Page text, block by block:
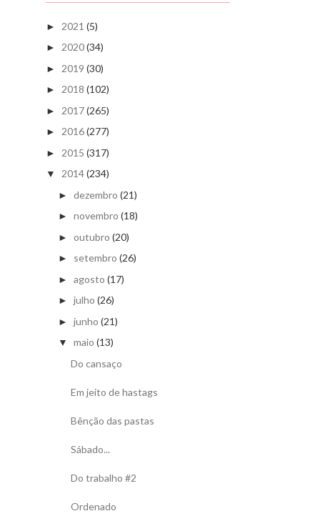
► 2021 (5)
► 2020(34)
► 2019 (30)
► 2018 (102)
► 2017(265)
► 2016(277)
► 2015 (317)
▼ 2014(234)
► dezembro (21)
► novembro (18)
► outubro (20)
► setembro (26)
► agosto (17)
► julho (26)
► junho (21)
▼ maio (13)
Do cansaço
Em jeito de hastags
Bênção das pastas
Sábado...
Do trabalho #2
Ordenado